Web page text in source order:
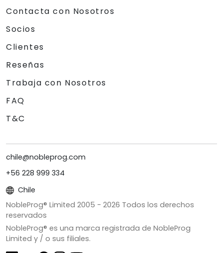
Contacta con Nosotros
Socios
Clientes
Reseñas
Trabaja con Nosotros
FAQ
T&C
chile@nobleprog.com
+56 228 999 334
Chile
NobleProg® Limited 2005 - 2026 Todos los derechos
reservados
NobleProg® es una marca registrada de NobleProg
Limited y / o sus filiales.